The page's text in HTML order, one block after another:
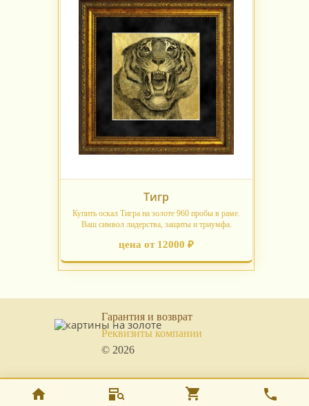
Тигр
Купить оскал Тигра на золоте 960 пробы в раме.
Ваш символ лидерства, защиты и триумфа.
цена от 12000 ₽
Гарантия и возврат
Реквизиты компании
© 2026